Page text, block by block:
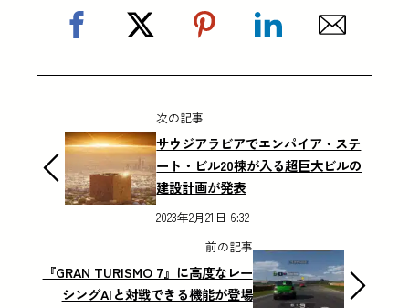
次の記事
サウジアラビアでエンパイア・ステ
ート・ビル20棟が入る超巨大ビルの
建設計画が発表
2023年2月21日 6:32
前の記事
『GRAN TURISMO 7』に高度なレー
シングAIと対戦できる機能が登場